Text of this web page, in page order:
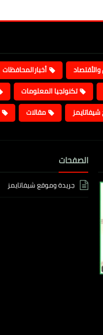
والأقتصاد أخبارالمحافظات
تكنولجيا المعلومات
مقالات
الصفحات
جريدة وموقع شيفاتايمز